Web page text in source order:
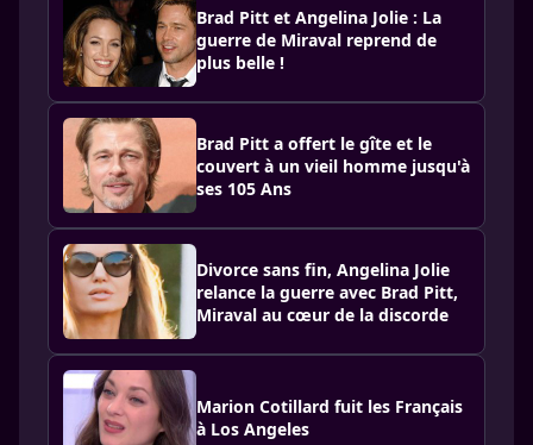
Brad Pitt et Angelina Jolie : La
guerre de Miraval reprend de
plus belle !
Brad Pitt a offert le gîte et le
couvert à un vieil homme jusqu'à
ses 105 Ans
Divorce sans fin, Angelina Jolie
relance la guerre avec Brad Pitt,
Miraval au cœur de la discorde
Marion Cotillard fuit les Français
à Los Angeles